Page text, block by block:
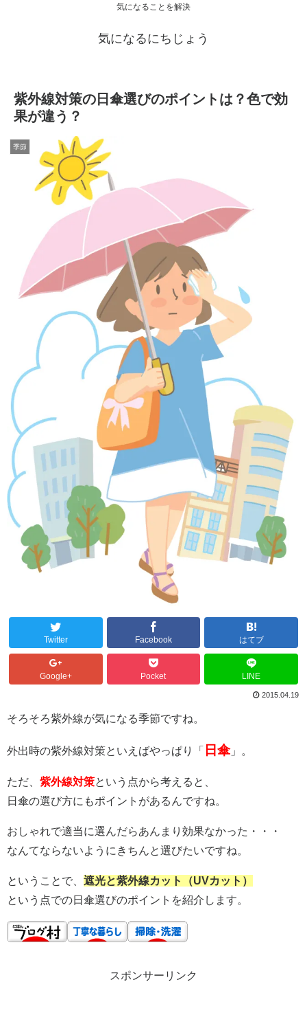
気になることを解決
気になるにちじょう
紫外線対策の日傘選びのポイントは？色で効
果が違う？
季節
Twitter Facebook はてブ
Google+ Pocket LINE
2015.04.19
そろそろ紫外線が気になる季節ですね。
外出時の紫外線対策といえばやっぱり「 日傘」。
ただ、 紫外線対策という点から考えると、
日傘の選び方にもポイントがあるんですね。
おしゃれで適当に選んだらあんまり効果なかった・・・
なんてならないようにきちんと選びたいですね。
ということで、 遮光と紫外線カット（UVカット）
という点での日傘選びのポイントを紹介します。
スポンサーリンク